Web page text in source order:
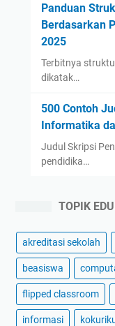
Panduan
Berdasarkan
2025
Terbitnya
dikatak…
500 Contoh
Informatika
Judul Skripsi
pendidika…
TOPIK
akreditasi sekolah
beasiswa
flipped classroom
informasi